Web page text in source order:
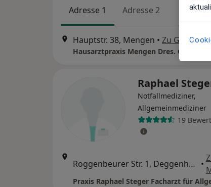
Adresse 1 Adresse 2
Hauptstr. 38, Mengen • Zu Google
Raphael
Notfallmediziner,
Allgemeinmediziner
19
Roggenbeurer Str. 1, Deggenhausertal •
Praxis Raphael Steger Facharzt für